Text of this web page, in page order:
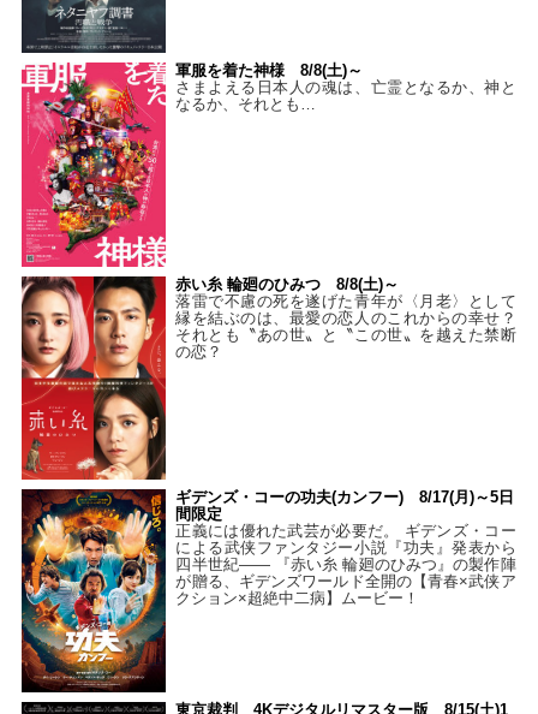
軍服を着た神様 8/8(土)～
さまよえる日本人の魂は、亡霊となるか、神と
なるか、それとも…
赤い糸 輪廻のひみつ 8/8(土)～
落雷で不慮の死を遂げた青年が〈月老〉として
縁を結ぶのは、最愛の恋人のこれからの幸せ？
それとも〝あの世〟と〝この世〟を越えた禁断
の恋？
ギデンズ・コーの功夫(カンフー) 8/17(月)～5日
間限定
正義には優れた武芸が必要だ。 ギデンズ・コー
による武侠ファンタジー小説『功夫』発表から
四半世紀―― 『赤い糸 輪廻のひみつ』の製作陣
が贈る、ギデンズワールド全開の【青春×武侠ア
クション×超絶中二病】ムービー！
東京裁判 4Kデジタルリマスター版 8/15(土)1